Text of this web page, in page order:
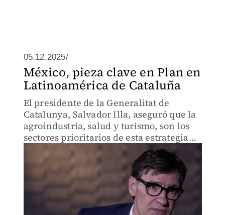
05.12.2025/
México, pieza clave en Plan en
Latinoamérica de Cataluña
El presidente de la Generalitat de
Catalunya, Salvador Illa, aseguró que la
agroindustria, salud y turismo, son los
sectores prioritarios de esta estrategia
para un mayor intercambio entre la
comunidad autónoma y la región de
América Latina,